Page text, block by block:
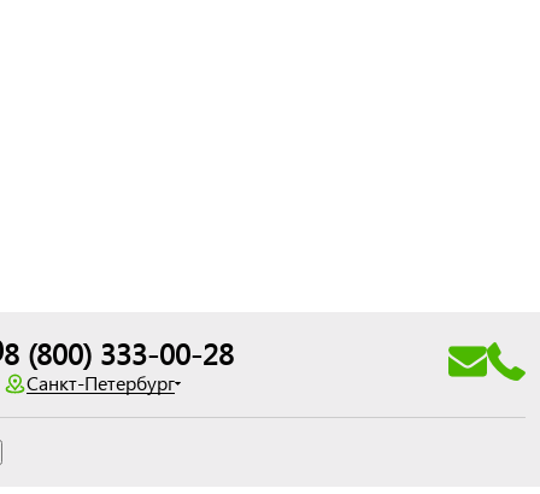
8 (800) 333-00-28
Санкт-Петербург